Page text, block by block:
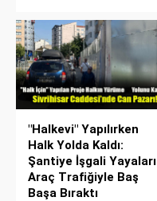
"Halkevi" Yapılırken
Halk Yolda Kaldı:
Şantiye İşgali Yayaları
Araç Trafiğiyle Baş
Başa Bıraktı